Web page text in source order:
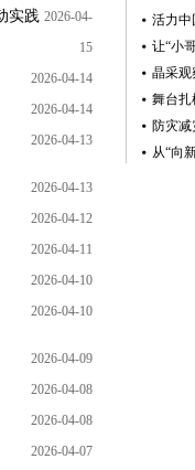
实践 2026-04-
15
2026-04-14
2026-04-14
2026-04-13
2026-04-13
2026-04-12
2026-04-11
2026-04-10
2026-04-10
2026-04-09
2026-04-08
2026-04-08
2026-04-07